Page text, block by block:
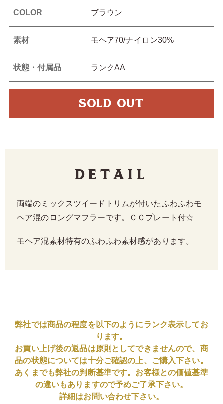
COLOR ブラウン
素材 モヘア70/ナイロン30%
状態・付属品 ランクAA
SOLD OUT
Detail
両端のミックスツイードトリムが付いたふわふわモ
ヘア混のロングマフラーです。ＣＣプレート付☆
モヘア混素材特有のふわふわ素材感があります。
弊社では商品の程度を以下のようにランク表示してお
ります。
お買い上げ後の返品は原則としてできませんので、商
品の状態については十分ご確認の上、ご購入下さい。
あくまでも弊社の判断基準です。お客様との価値基準
の違いもありますので予めご了承下さい。
詳細はお問い合わせ下さい。